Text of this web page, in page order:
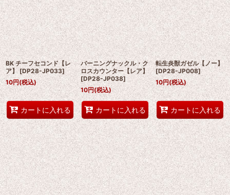
BK チーフセコンド【レ
ア】 [DP28-JP033]
10円(税込)
カートに入れる
バーニングナックル・ク
ロスカウンター【レア】
[DP28-JP038]
10円(税込)
カートに入れる
転生炎獣ガゼル【ノー】
[DP28-JP008]
10円(税込)
カートに入れる